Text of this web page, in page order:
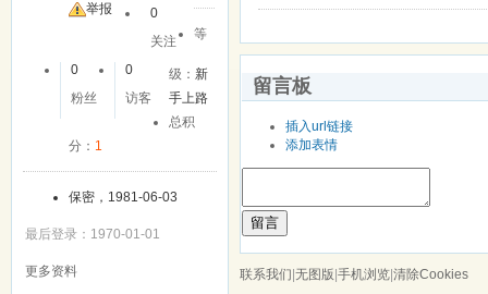
举报
0
关注
0
粉丝
0
访客
等
级：新
手上路
总积
分： 1
保密，1981-06-03
最后登录：1970-01-01
更多资料
留言板
插入url链接
添加表情
留言
联系我们|无图版|手机浏览|清除Cookies